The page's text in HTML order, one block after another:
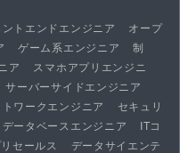
トエンドエンジニア
オープ
ゲーム系エンジニア
制
ア
スマホアプリエンジニ
サーバーサイドエンジニア
ワークエンジニア
セキュリ
データベースエンジニア
ITコ
セールス
データサイエンテ